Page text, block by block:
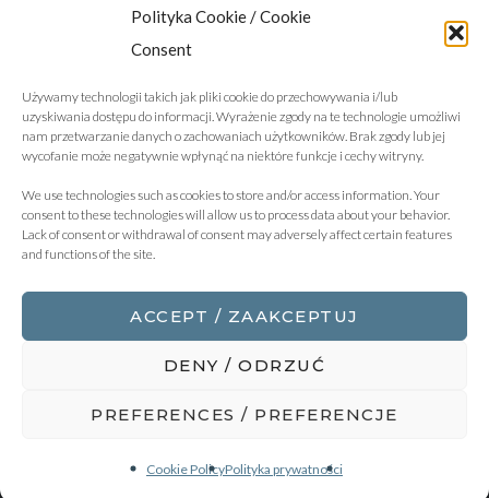
Polityka Cookie / Cookie
Consent
Używamy technologii takich jak pliki cookie do przechowywania i/lub
uzyskiwania dostępu do informacji. Wyrażenie zgody na te technologie umożliwi
nam przetwarzanie danych o zachowaniach użytkowników. Brak zgody lub jej
wycofanie może negatywnie wpłynąć na niektóre funkcje i cechy witryny.
We use technologies such as cookies to store and/or access information. Your
consent to these technologies will allow us to process data about your behavior.
Lack of consent or withdrawal of consent may adversely affect certain features
and functions of the site.
ACCEPT / ZAAKCEPTUJ
DENY / ODRZUĆ
PREFERENCES / PREFERENCJE
Cookie PolicyPolityka prywatności
2018 © Copyright - KBZ Żuradzki Barczyk & Wspólnicy